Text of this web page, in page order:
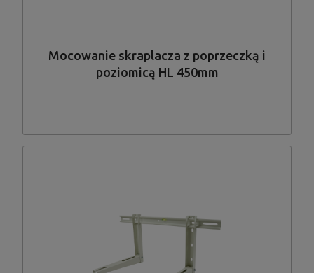
Mocowanie skraplacza z poprzeczką i
poziomicą HL 450mm